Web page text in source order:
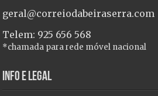
geral@correiodabeiraserra.com
Telem: 925 656 568
*chamada para rede móvel nacional
Info e Legal